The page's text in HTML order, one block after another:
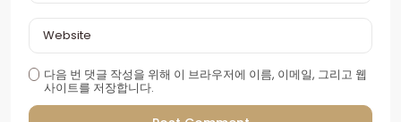
다음 번 댓글 작성을 위해 이 브라우저에 이름, 이메일, 그리고 웹
사이트를 저장합니다.